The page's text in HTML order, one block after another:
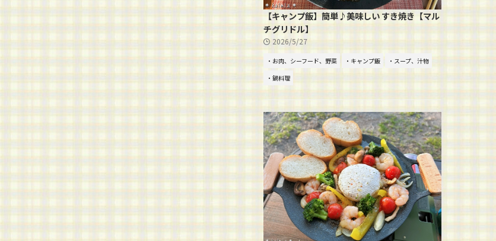
【キャンプ飯】簡単♪美味しい すき焼き【マル
チグリドル】
2026/5/27
・お肉、シーフード、野菜 ・キャンプ飯
・スープ、汁物
・鍋料理